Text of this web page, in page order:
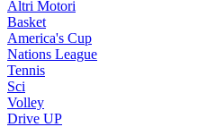
Altri Motori
Basket
America's Cup
Nations League
Tennis
Sci
Volley
Drive UP